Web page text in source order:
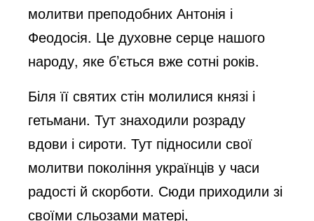
молитви преподобних Антонія і
Феодосія. Це духовне серце нашого
народу, яке б’ється вже сотні років.
Біля її святих стін молилися князі і
гетьмани. Тут знаходили розраду
вдови і сироти. Тут підносили свої
молитви покоління українців у часи
радості й скорботи. Сюди приходили зі
своїми сльозами матері,